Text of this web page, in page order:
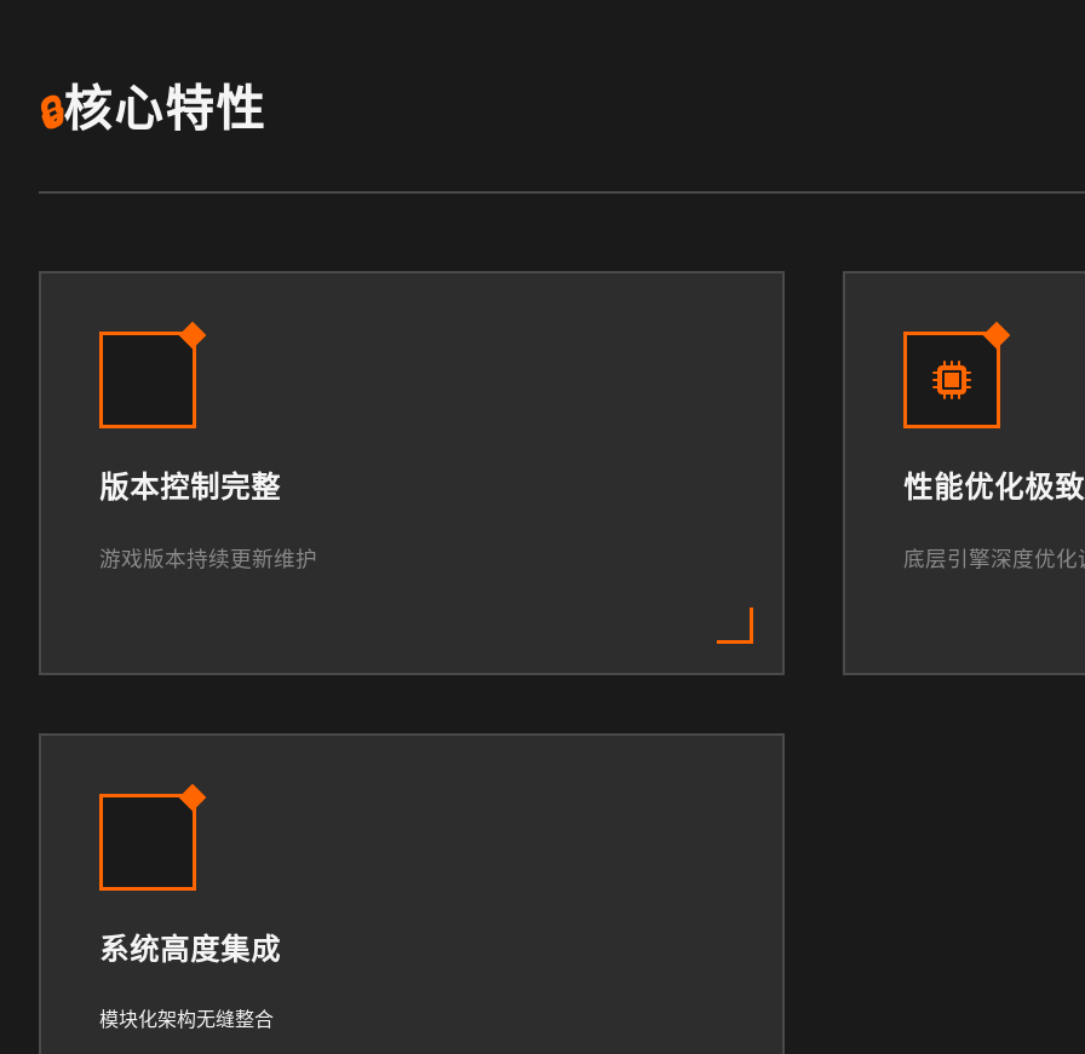
🔒核心特性
版本控制完整
游戏版本持续更新维护
性能优化极致
底层引擎深度优化
系统高度集成
模块化架构无缝整合